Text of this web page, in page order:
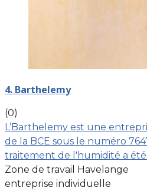
4. Barthelemy
(0)
L’Barthelemy est une
de la BCE sous le numéro
traitement de l'humidité a
Zone de travail Havelange
entreprise individuelle